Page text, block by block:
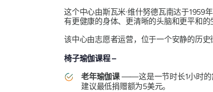
这个中心由斯瓦米·维什努德瓦南达于1959
有更健康的身体、更清晰的头脑和更平和的
该中心由志愿者运营，位于一个安静的历
椅子瑜伽课程 –
老年瑜伽课——这是一节时长1小时的
建议最低捐赠额为5美元。